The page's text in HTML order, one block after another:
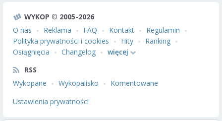
WYKOP © 2005-2026
O nas
Reklama FAQ Kontakt
Regulamin
Polityka prywatności i cookies
Hity
Ranking
Osiągnięcia
Changelog
więcej
RSS
Wykopane
Wykopalisko
Komentowane
Ustawienia prywatności